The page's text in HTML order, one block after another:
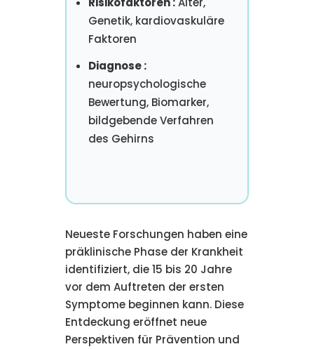
Genetik, kardiovaskuläre
Faktoren
Diagnose :
neuropsychologische
Bewertung, Biomarker,
bildgebende Verfahren
des Gehirns
Neueste Forschungen haben eine
präklinische Phase der Krankheit
identifiziert, die 15 bis 20 Jahre
vor dem Auftreten der ersten
Symptome beginnen kann. Diese
Entdeckung eröffnet neue
Perspektiven für Prävention und